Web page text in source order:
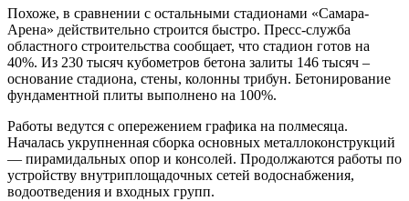
Похоже, в сравнении с остальными стадионами «Самара-
Арена» действительно строится быстро. Пресс-служба
областного строительства сообщает, что стадион готов на
40%. Из 230 тысяч кубометров бетона залиты 146 тысяч –
основание стадиона, стены, колонны трибун. Бетонирование
фундаментной плиты выполнено на 100%.
Работы ведутся с опережением графика на полмесяца.
Началась укрупненная сборка основных металлоконструкций
— пирамидальных опор и консолей. Продолжаются работы по
устройству внутриплощадочных сетей водоснабжения,
водоотведения и входных групп.